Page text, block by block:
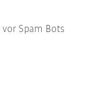
Spam Bots